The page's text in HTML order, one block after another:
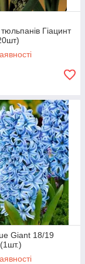
Гіацинт
Giant 18/19